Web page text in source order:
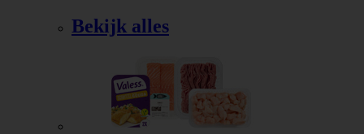
Bekijk alles